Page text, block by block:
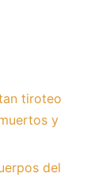
tiroteo
y
del